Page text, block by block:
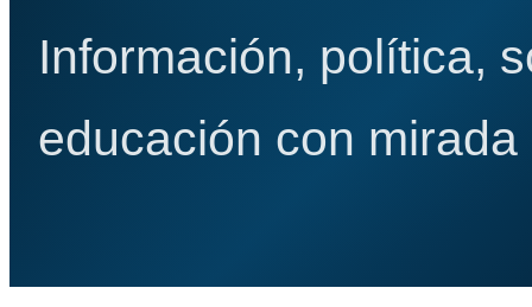
Información, política,
educación con